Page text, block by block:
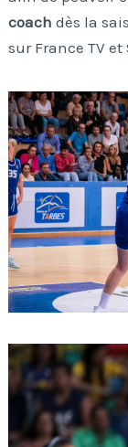
coach dès la
sur France TV et